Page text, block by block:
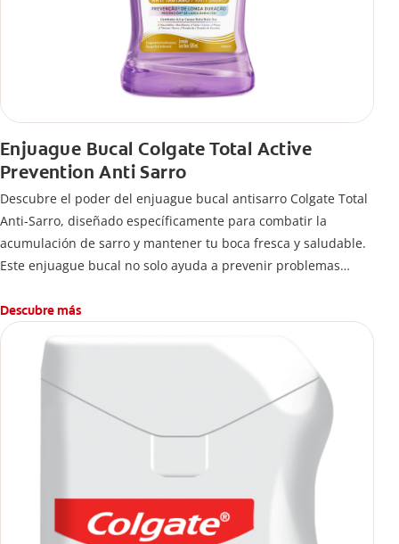
Enjuague Bucal Colgate Total Active
Prevention Anti Sarro
Descubre el poder del enjuague bucal antisarro Colgate Total
Anti-Sarro, diseñado específicamente para combatir la
acumulación de sarro y mantener tu boca fresca y saludable.
Este enjuague bucal no solo ayuda a prevenir problemas
Descubre más